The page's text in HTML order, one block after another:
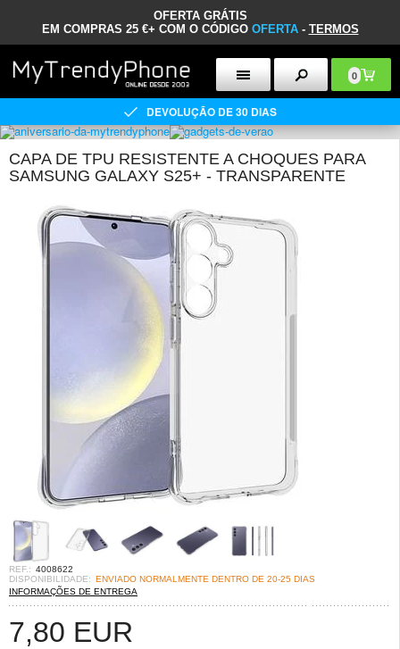
OFERTA GRÁTIS
EM COMPRAS 25 €+ COM O CÓDIGO OFERTA- TERMOS
0
DEVOLUÇÃO DE 30 DIAS
CAPA DE TPU RESISTENTE A CHOQUES PARA
SAMSUNG GALAXY S25+ - TRANSPARENTE
REF.: 4008622
DISPONIBILIDADE: ENVIADO NORMALMENTE DENTRO DE 20-25 DIAS
INFORMAÇÕES DE ENTREGA
7,80 EUR